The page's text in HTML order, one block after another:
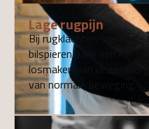
Lage rugpijn
Bij rugklachten spelen
bilspieren vaak een rol.
losmaken van deze
van normale beweging.